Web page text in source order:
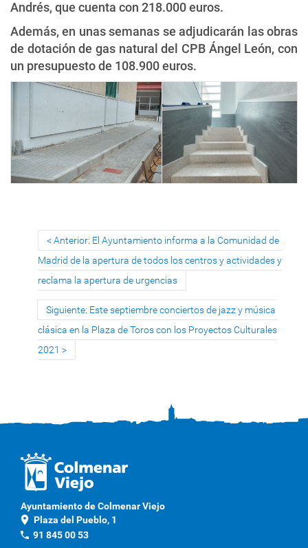
Andrés, que cuenta con 218.000 euros.
Además, en unas semanas se adjudicarán las obras
de dotación de gas natural del CPB Ángel León, con
un presupuesto de 108.900 euros.
Anterior: El Ayuntamiento informa a la Comunidad de
Madrid de la apertura de todos los centros y actividades y
reclama la apertura de urgencias
Siguiente: Este septiembre conciertos de jazz y música
clásica en la Plaza de Toros con los Proyectos Culturales
2021
Ayuntamiento de Colmenar Viejo
location_on Plaza del Pueblo, 1
phone 91 845 00 53